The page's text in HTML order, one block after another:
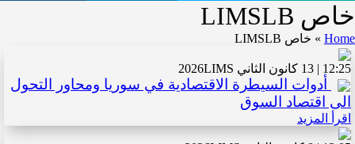
خاص LIMSLB
Home
» خاص LIMSLB
12:25 | 13 كانون الثاني 2026 LIMS
أدوات السيطرة الاقتصادية في سوريا ومحاور التحول
الى اقتصاد السوق
اقرأ المزيد